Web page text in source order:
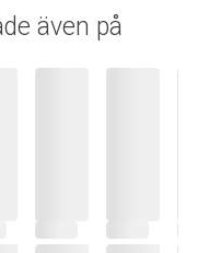
även på